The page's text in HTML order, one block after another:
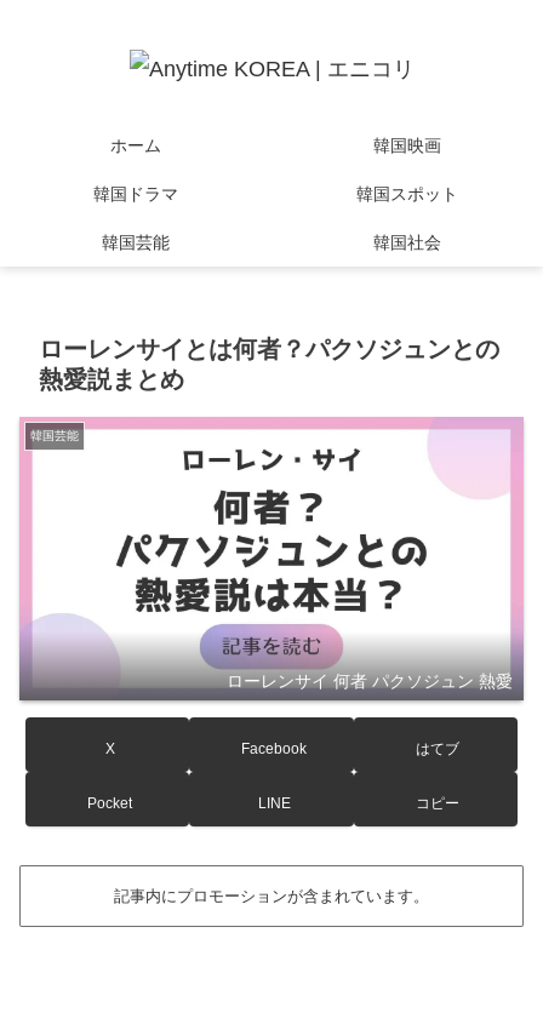
ホーム 韓国映画
韓国ドラマ 韓国スポット
韓国芸能 韓国社会
ローレンサイとは何者？パクソジュンとの
熱愛説まとめ
韓国芸能
ローレンサイ 何者 パクソジュン 熱愛
X Facebook はてブ
Pocket LINE コピー
記事内にプロモーションが含まれています。